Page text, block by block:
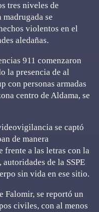
tres niveles de
se
violentos en el
aledañas.
911 comenzaron
la presencia de al
con personas armadas
centro de Aldama, se
se captó
de manera
frente a las letras con la
de la SSPE
sin vida en ese sitio.
Falomir, se reportó un
civiles, con al menos